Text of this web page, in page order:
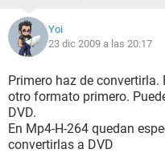
Yoi
23 dic 2009 a las 20:17
Primero haz de
otro formato primero.
DVD.
En Mp4-H-264 quedan
convertirlas a DVD